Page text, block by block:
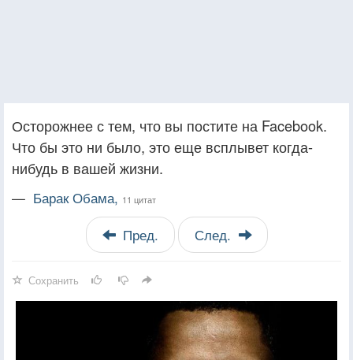
Осторожнее с тем, что вы постите на Facebook.
Что бы это ни было, это еще всплывет когда-
нибудь в вашей жизни.
— Барак Обама, 11 цитат
Пред. След.
Сохранить